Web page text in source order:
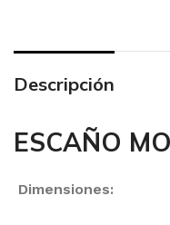
Descripción
ESCAÑO
Dimensiones: